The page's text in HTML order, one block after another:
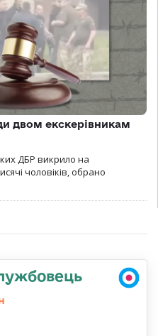
двом екскерівникам
ДБР викрило на
чоловіків, обрано